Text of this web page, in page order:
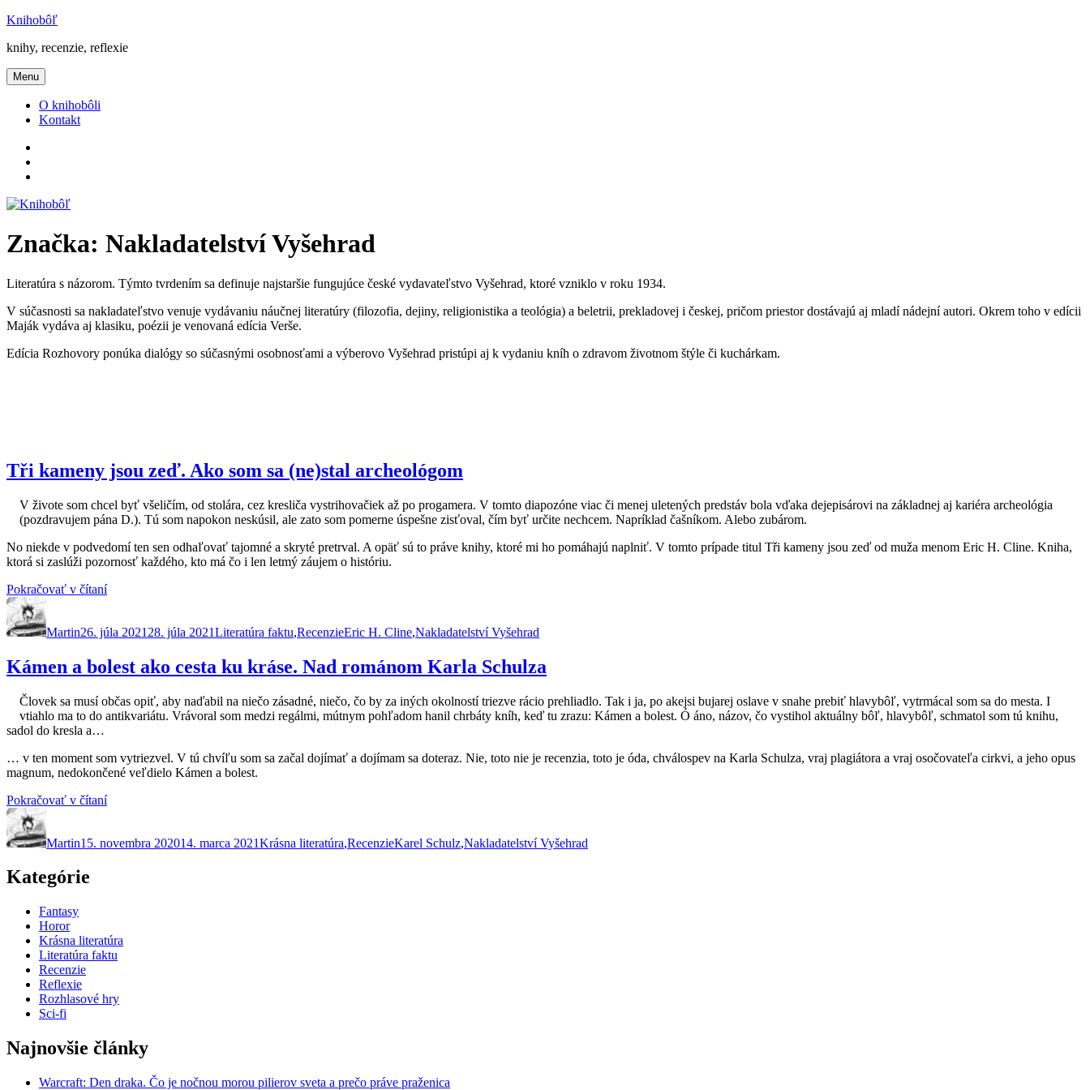
Prejsť
obsah
Knihobôľ
knihy, recenzie, reflexie
Menu
O knihobôli
Kontakt
Značka: Nakladatelství Vyšehrad
Literatúra s názorom. Týmto tvrdením sa definuje najstaršie fungujúce české vydavateľstvo Vyšehrad, ktoré vzniklo v roku 1934.
V súčasnosti sa nakladateľstvo venuje vydávaniu náučnej literatúry (filozofia, dejiny, religionistika a teológia) a beletrii, prekladovej i českej, pričom priestor dostávajú aj mladí nádejní autori. Okrem toho v edícii
Maják vydáva aj klasiku, poézii je venovaná edícia Verše.
Edícia Rozhovory ponúka dialógy so súčasnými osobnosťami a výberovo Vyšehrad pristúpi aj k vydaniu kníh o zdravom životnom štýle či kuchárkam.
Tři kameny jsou zeď. Ako som sa (ne)stal archeológom
V živote som chcel byť všeličím, od stolára, cez kresliča vystrihovačiek až po progamera. V tomto diapozóne viac či menej uletených predstáv bola vďaka dejepisárovi na základnej aj kariéra archeológia
(pozdravujem pána D.). Tú som napokon neskúsil, ale zato som pomerne úspešne zisťoval, čím byť určite nechcem. Napríklad čašníkom. Alebo zubárom.
No niekde v podvedomí ten sen odhaľovať tajomné a skryté pretrval. A opäť sú to práve knihy, ktoré mi ho pomáhajú naplniť. V tomto prípade titul Tři kameny jsou zeď od muža menom Eric H. Cline. Kniha,
ktorá si zaslúži pozornosť každého, kto má čo i len letmý záujem o históriu.
Pokračovať v čítaní„Tři
zeď.
som
sa
archeológom“
Autor
Martin26. júla 2021 28. júla 2021Literatúra faktu,RecenzieEric H. Cline,Nakladatelství Vyšehrad
Kámen a bolest ako cesta ku kráse. Nad románom Karla Schulza
Človek sa musí občas opiť, aby naďabil na niečo zásadné, niečo, čo by za iných okolností triezve rácio prehliadlo. Tak i ja, po akejsi bujarej oslave v snahe prebiť hlavybôľ, vytrmácal som sa do mesta. I
vtiahlo ma to do antikvariátu. Vrávoral som medzi regálmi, mútnym pohľadom hanil chrbáty kníh, keď tu zrazu: Kámen a bolest. Ó áno, názov, čo vystihol aktuálny bôľ, hlavybôľ, schmatol som tú knihu,
sadol do kresla a…
… v ten moment som vytriezvel. V tú chvíľu som sa začal dojímať a dojímam sa doteraz. Nie, toto nie je recenzia, toto je óda, chválospev na Karla Schulza, vraj plagiátora a vraj osočovateľa cirkvi, a jeho opus
magnum, nedokončené veľdielo Kámen a bolest.
Pokračovať v čítaní„Kámen
ako
Schulza“
Autor
Martin15. novembra 202014. marca 2021Krásna literatúra,RecenzieKarel Schulz,Nakladatelství Vyšehrad
Kategórie
Fantasy
Horor
Krásna literatúra
Literatúra faktu
Recenzie
Reflexie
Rozhlasové hry
Sci-fi
Najnovšie články
Warcraft: Den draka. Čo je nočnou morou pilierov sveta a prečo práve praženica